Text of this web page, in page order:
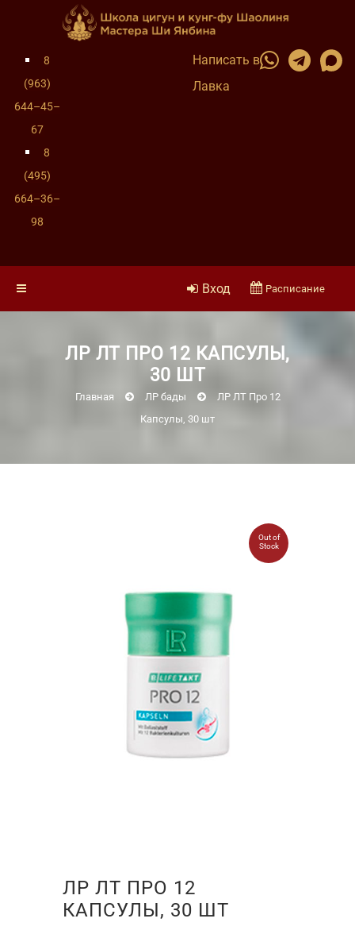
8
(963)
644–45–
67
8
(495)
664–36–
98
Написать в
Лавка
Вход Расписание
ЛР ЛТ ПРО 12 КАПСУЛЫ,
30 ШТ
Главная ЛР бады
ЛР ЛТ Про 12
Капсулы, 30 шт
Out of
Stock
ЛР ЛТ ПРО 12
КАПСУЛЫ, 30 ШТ